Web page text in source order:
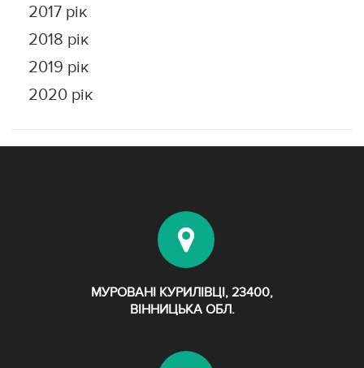
2017 рік
2018 рік
2019 рік
2020 рік
МУРОВАНІ КУРИЛІВЦІ, 23400,
ВІННИЦЬКА ОБЛ.